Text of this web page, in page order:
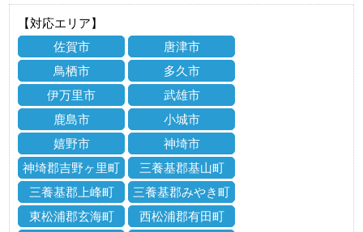
【対応エリア】
佐賀市
唐津市
鳥栖市
多久市
伊万里市
武雄市
鹿島市
小城市
嬉野市
神埼市
神埼郡吉野ヶ里町
三養基郡基山町
三養基郡上峰町
三養基郡みやき町
東松浦郡玄海町
西松浦郡有田町